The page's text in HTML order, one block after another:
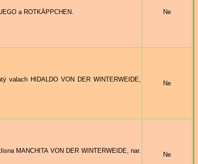
a ROTKÄPPCHEN. Ne
valach HIDALDO VON DER WINTERWEIDE,
Ne
MANCHITA VON DER WINTERWEIDE, nar.
Ne